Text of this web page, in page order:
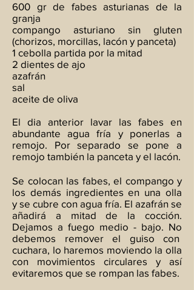
600 gr de fabes asturianas de la
granja
compango asturiano sin gluten
(chorizos, morcillas, lacón y panceta)
1 cebolla partida por la mitad
2 dientes de ajo
azafrán
sal
aceite de oliva
El dia anterior lavar las fabes en
abundante agua fría y ponerlas a
remojo. Por separado se pone a
remojo también la panceta y el lacón.
Se colocan las fabes, el compango y
los demás ingredientes en una olla
y se cubre con agua fría. El azafrán se
añadirá a mitad de la cocción.
Dejamos a fuego medio - bajo. No
debemos remover el guiso con
cuchara, lo haremos moviendo la olla
con movimientos circulares y así
evitaremos que se rompan las fabes.